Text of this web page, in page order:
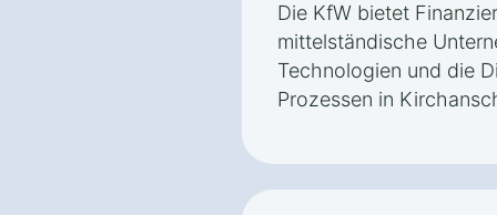
Die KfW bietet
mittelständische
Technologien und die
Prozessen in